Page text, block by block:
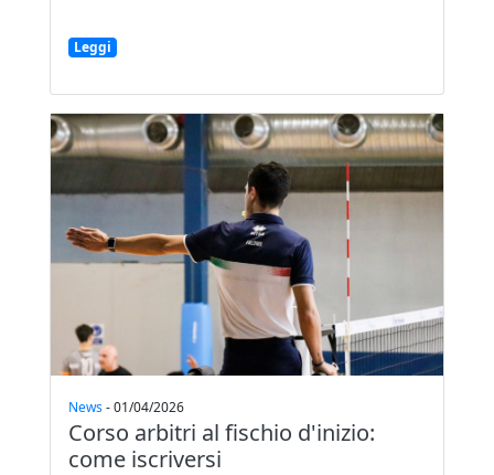
Leggi
News-01/04/2026
Corso arbitri al fischio d'inizio:
come iscriversi